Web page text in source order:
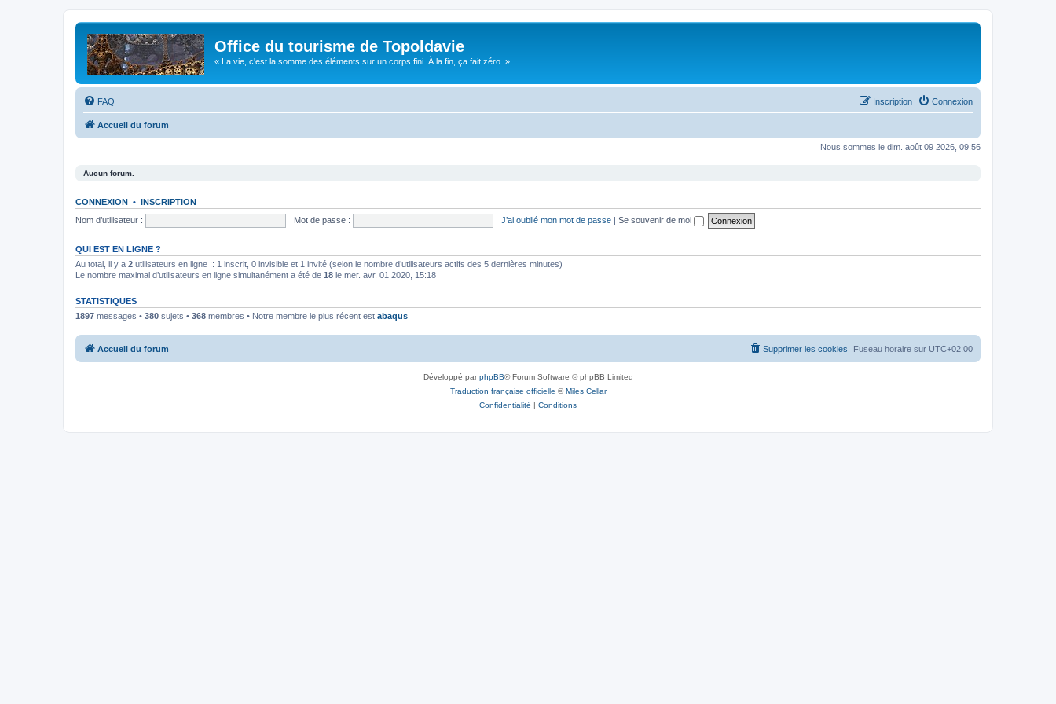
Office du tourisme de Topoldavie
« La vie, c'est la somme des éléments sur un corps fini. À la fin, ça fait zéro. »
FAQ Connexion
Inscription
Accueil du forum
Nous sommes le dim. août 09 2026, 09:56
Aucun forum.
CONNEXION • INSCRIPTION
Nom d’utilisateur :
Mot de passe : J’ai oublié mon mot de passe | Se souvenir de moi
QUI EST EN LIGNE ?
Au total, il y a 2 utilisateurs en ligne :: 1 inscrit, 0 invisible et 1 invité (selon le nombre d’utilisateurs actifs des 5 dernières minutes)
Le nombre maximal d’utilisateurs en ligne simultanément a été de 18 le mer. avr. 01 2020, 15:18
STATISTIQUES
1897 messages • 380 sujets • 368 membres • Notre membre le plus récent est abaqus
Accueil du forum Fuseau horaire sur UTC+02:00
Supprimer les cookies
Développé parphpBB® Forum Software © phpBB Limited
Traduction française officielle ©Miles Cellar
Confidentialité | Conditions